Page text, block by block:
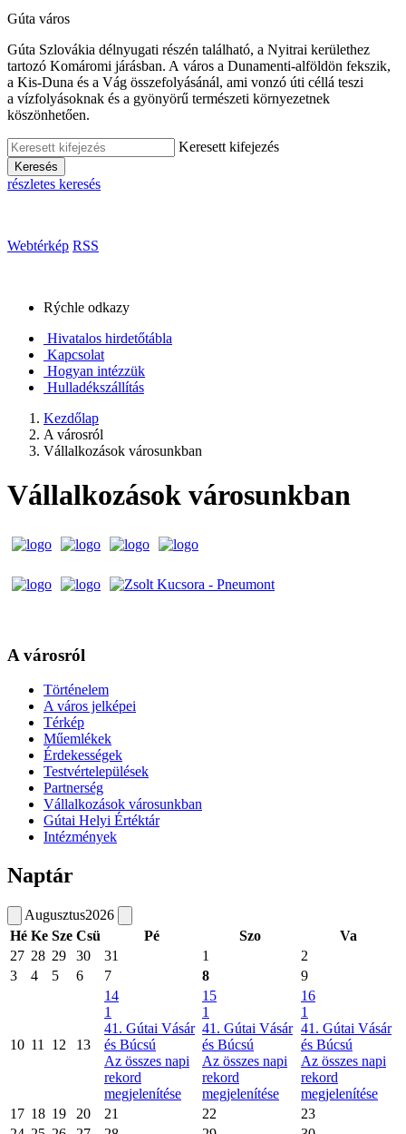
Gúta város
Gúta Szlovákia délnyugati részén található, a Nyitrai kerülethez
tartozó Komáromi járásban. A város a Dunamenti-alföldön fekszik,
a Kis-Duna és a Vág összefolyásánál, ami vonzó úti céllá teszi
a vízfolyásoknak és a gyönyörű természeti környezetnek
köszönhetően.
Keresett kifejezés
Keresés
részletes keresés
Webtérkép RSS
Rýchle odkazy
Hivatalos hirdetőtábla
Kapcsolat
Hogyan intézzük
Hulladékszállítás
Kezdőlap
A városról
Vállalkozások városunkban
Vállalkozások városunkban
A városról
Történelem
A város jelképei
Térkép
Műemlékek
Érdekességek
Testvértelepülések
Partnerség
Vállalkozások városunkban
Gútai Helyi Értéktár
Intézmények
Naptár
Augusztus2026
Hé Ke Sze Csü Pé Szo
Va
27 28 29 30 31 1
2
3
4 5 6 7 8 9
10 11 12 13
14
1
41. Gútai Vásár
és Búcsú
Az összes napi
rekord
megjelenítése
15
1
41. Gútai Vásár
és Búcsú
Az összes napi
rekord
megjelenítése
16
1
41. Gútai Vásár
és Búcsú
Az összes napi
rekord
megjelenítése
17 18 19 20 21 22
23